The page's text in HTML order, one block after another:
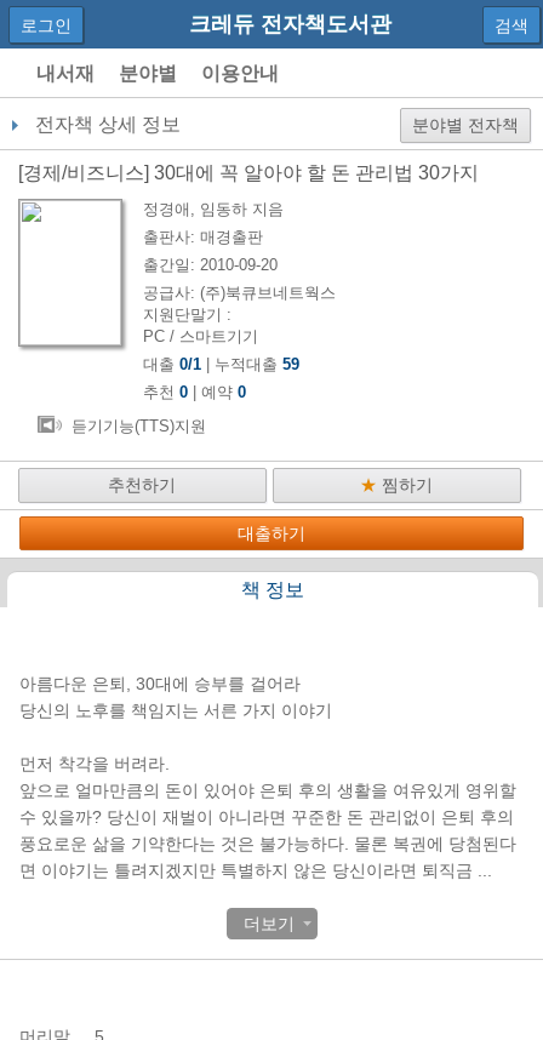
크레듀 전자책도서관
로그인 검색
내서재 분야별 이용안내
전자책 상세 정보 분야별 전자책
[경제/비즈니스] 30대에 꼭 알아야 할 돈 관리법 30가지
정경애, 임동하 지음
출판사: 매경출판
출간일: 2010-09-20
공급사: (주)북큐브네트웍스
지원단말기 :
PC / 스마트기기
대출 0/1 | 누적대출 59
추천 0 | 예약 0
듣기기능(TTS)지원
추천하기 ★ 찜하기
대출하기
책 정보
아름다운 은퇴, 30대에 승부를 걸어라
당신의 노후를 책임지는 서른 가지 이야기
먼저 착각을 버려라.
앞으로 얼마만큼의 돈이 있어야 은퇴 후의 생활을 여유있게 영위할
수 있을까? 당신이 재벌이 아니라면 꾸준한 돈 관리없이 은퇴 후의
풍요로운 삶을 기약한다는 것은 불가능하다. 물론 복권에 당첨된다
면 이야기는 틀려지겠지만 특별하지 않은 당신이라면 퇴직금
더보기